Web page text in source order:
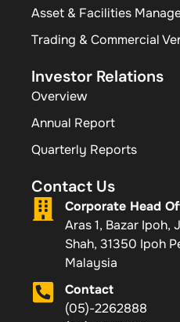
Asset & Facilities
Trading & Commercial
Investor Relations
Overview
Annual Report
Quarterly Reports
Contact Us
Corporate Head
Aras 1, Bazar Ipoh,
Shah, 31350 Ipoh
Malaysia
Contact
(05)-2262888